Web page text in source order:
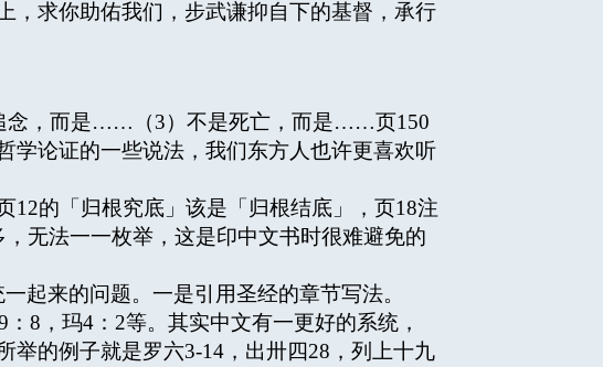
，求你助佑我们，步武谦抑自下的基督，承行
念，而是……（3）不是死亡，而是……页150
学论证的一些说法，我们东方人也许更喜欢听
的「归根究底」该是「归根结底」，页18注
无法一一枚举，这是印中文书时很难避免的
起来的问题。一是引用圣经的章节写法。
8，玛4：2等。其实中文有一更好的系统，
举的例子就是罗六3-14，出卅四28，列上十九